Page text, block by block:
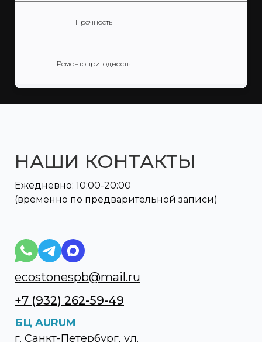
Прочность
Ремонтопригодность
НАШИ КОНТАКТЫ
Ежедневно: 10:00-20:00
(временно по предварительной записи)
ecostonespb@mail.ru
+7 (932) 262-59-49
БЦ AURUM
г. Санкт-Петербург, ул.